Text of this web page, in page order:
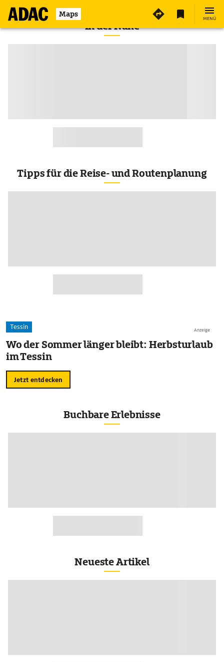
Maps MENÜ
In der Nähe
Tipps für die Reise- und Routenplanung
Anzeige
Tessin
Wo der Sommer länger bleibt: Herbsturlaub
im Tessin
Jetzt entdecken
Buchbare Erlebnisse
Neueste Artikel